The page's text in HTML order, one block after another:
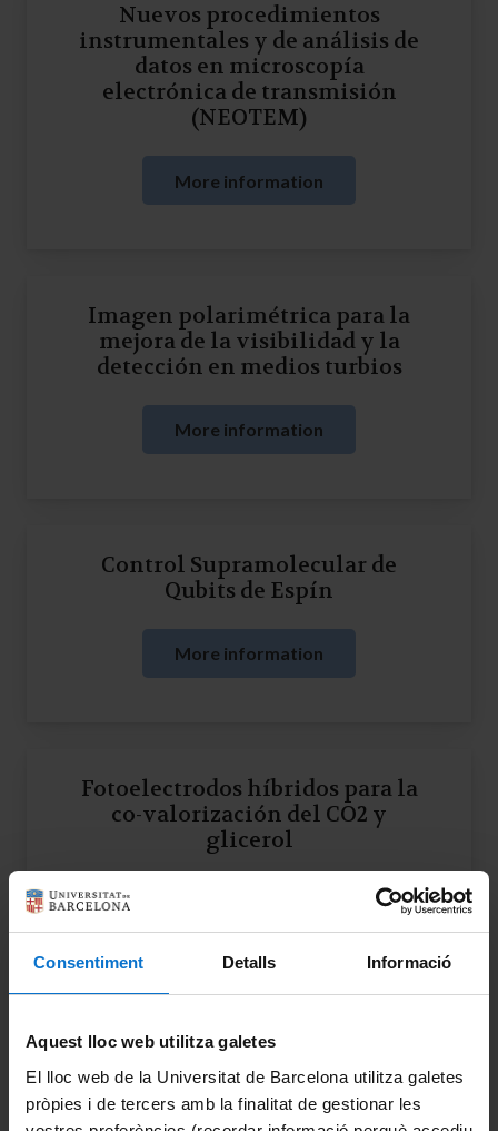
Consentiment Detalls Informació
Aquest lloc web utilitza galetes
El lloc web de la Universitat de Barcelona utilitza galetes
pròpies i de tercers amb la finalitat de gestionar les
Nuevos procedimientos
instrumentales y de análisis de
datos en microscopía
electrónica de transmisión
(NEOTEM)
More information
Imagen polarimétrica para la
mejora de la visibilidad y la
detección en medios turbios
More information
Control Supramolecular de
Qubits de Espín
More information
Fotoelectrodos híbridos para la
co-valorización del CO2 y
glicerol
Estudio de los mecanismos
involucrados en los efectos
nocivos de la hipoxia
intermitente en diferentes